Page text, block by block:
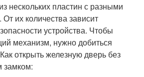
нескольких пластин с разными
их количества зависит
устройства. Чтобы
механизм, нужно добиться
открыть железную дверь без
замком: